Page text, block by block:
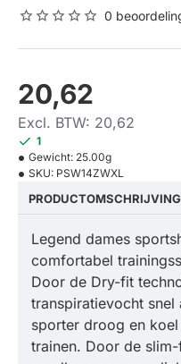
0
20,62
Excl. BTW: 20,62
1
Gewicht: 25.00g
SKU: PSW14ZWXL
PRODUCTOMSCHRIJVING
Legend dames
comfortabel
Door de Dry-fit
transpiratievocht
sporter droog en
trainen. Door de